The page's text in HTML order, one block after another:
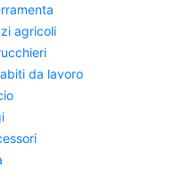
agricoli
da lavoro